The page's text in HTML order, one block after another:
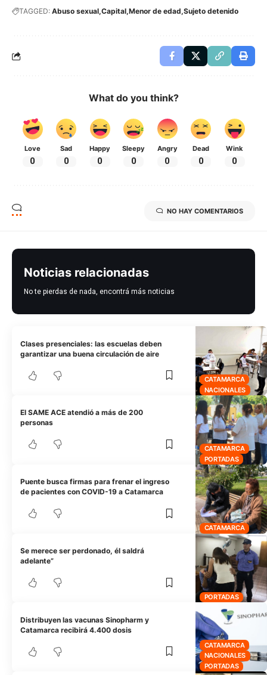
TAGGED: Abuso sexual Capital Menor de edad Sujeto detenido
What do you think?
Love
0
Sad
0
Happy
0
Sleepy
0
Angry
0
Dead
0
Wink
0
NO HAY COMENTARIOS
Noticias relacionadas
No te pierdas de nada, encontrá más noticias
CATAMARCA
NACIONALES
Clases presenciales: las escuelas deben
garantizar una buena circulación de aire
CATAMARCA
PORTADAS
El SAME ACE atendió a más de 200
personas
CATAMARCA
Puente busca firmas para frenar el ingreso
de pacientes con COVID-19 a Catamarca
PORTADAS
Se merece ser perdonado, él saldrá
adelante”
CATAMARCA
NACIONALES
PORTADAS
Distribuyen las vacunas Sinopharm y
Catamarca recibirá 4.400 dosis